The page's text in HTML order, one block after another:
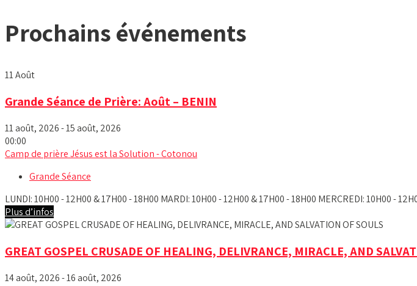
Prochains événements
11Août
Grande Séance de Prière: Août – BENIN
11 août, 2026 - 15 août, 2026
00:00
Camp de prière Jésus est la Solution - Cotonou
Grande Séance
LUNDI: 10H00 - 12H00 & 17H00 - 18H00 MARDI: 10H00 - 12H00 & 17H00 - 18H00 MERCREDI: 10H00 -
Plus d’infos
GREAT GOSPEL CRUSADE OF HEALING, DELIVRANCE, MIRACLE, AND
14 août, 2026 - 16 août, 2026